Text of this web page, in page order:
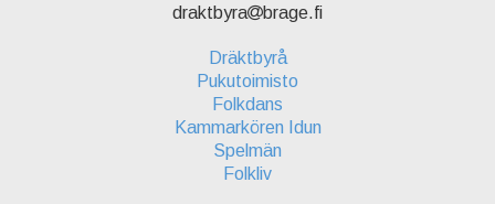
draktbyra
brage.fi
Dräktbyrå
Pukutoimisto
Folkdans
Kammarkören Idun
Spelmän
Folkliv